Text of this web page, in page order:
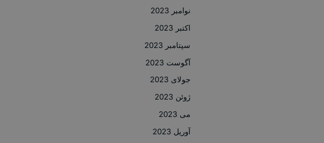
نوامبر 2023
اکتبر 2023
سپتامبر 2023
آگوست 2023
جولای 2023
ژوئن 2023
می 2023
آوریل 2023